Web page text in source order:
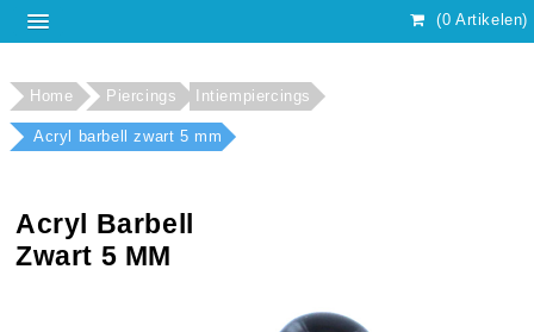
(0 Artikelen)
Home Piercings Intiempiercings
Acryl barbell zwart 5 mm
Acryl Barbell
Zwart 5 MM